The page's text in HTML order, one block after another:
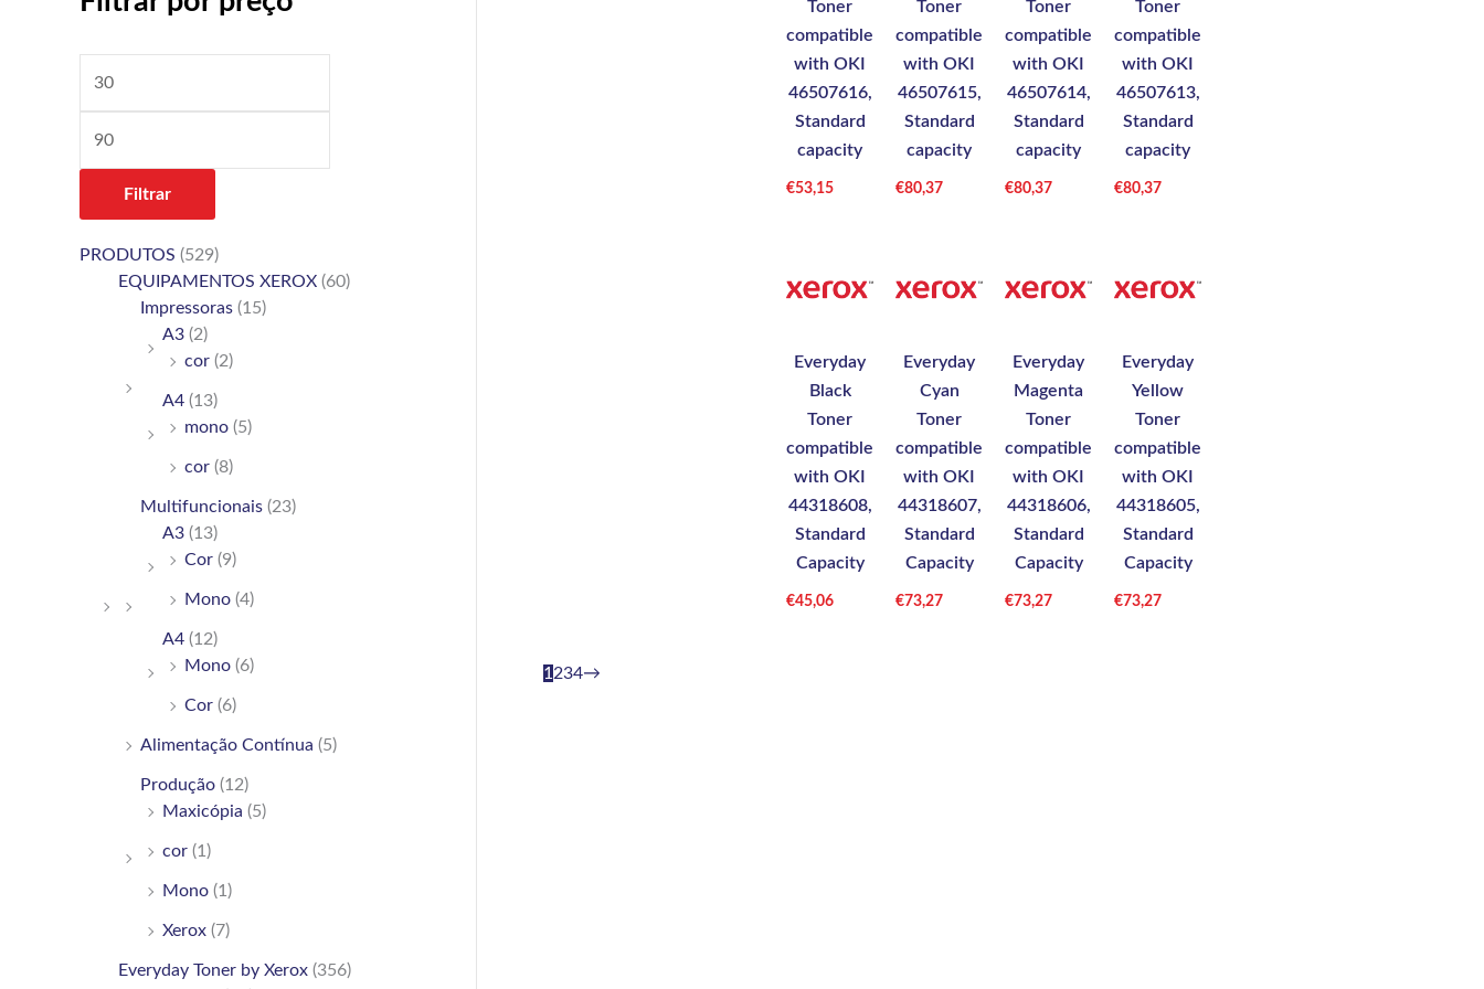
f
o
o
Filtrar
PRODUTOS (529)
EQUIPAMENTOS XEROX (60)
Impressoras (15)
A3 (2)
cor (2)
A4 (13)
mono (5)
cor (8)
Multifuncionais (23)
A3 (13)
Cor (9)
Mono (4)
A4 (12)
Mono (6)
Cor (6)
Alimentação Contínua (5)
Produção (12)
Maxicópia (5)
cor (1)
Mono (1)
Xerox (7)
Everyday Toner by Xerox (356)
Toner
compatible
with OKI
46507616,
Standard
capacity
€53,15
Toner
compatible
with OKI
46507615,
Standard
capacity
€80,37
Toner
compatible
with OKI
46507614,
Standard
capacity
€80,37
Toner
compatible
with OKI
46507613,
Standard
capacity
€80,37
Everyday
Black
Toner
compatible
with OKI
44318608,
Standard
Capacity
€45,06
Everyday
Cyan
Toner
compatible
with OKI
44318607,
Standard
Capacity
€73,27
Everyday
Magenta
Toner
compatible
with OKI
44318606,
Standard
Capacity
€73,27
Everyday
Yellow
Toner
compatible
with OKI
44318605,
Standard
Capacity
€73,27
1 234→